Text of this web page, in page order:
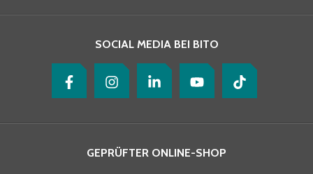
SOCIAL MEDIA BEI BITO
GEPRÜFTER ONLINE-SHOP